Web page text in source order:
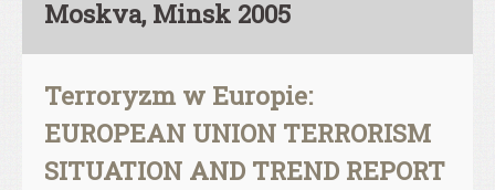
Moskva, Minsk 2005
Terroryzm w Europie:
EUROPEAN UNION TERRORISM
SITUATION AND TREND REPORT